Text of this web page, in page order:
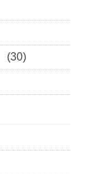
(30)